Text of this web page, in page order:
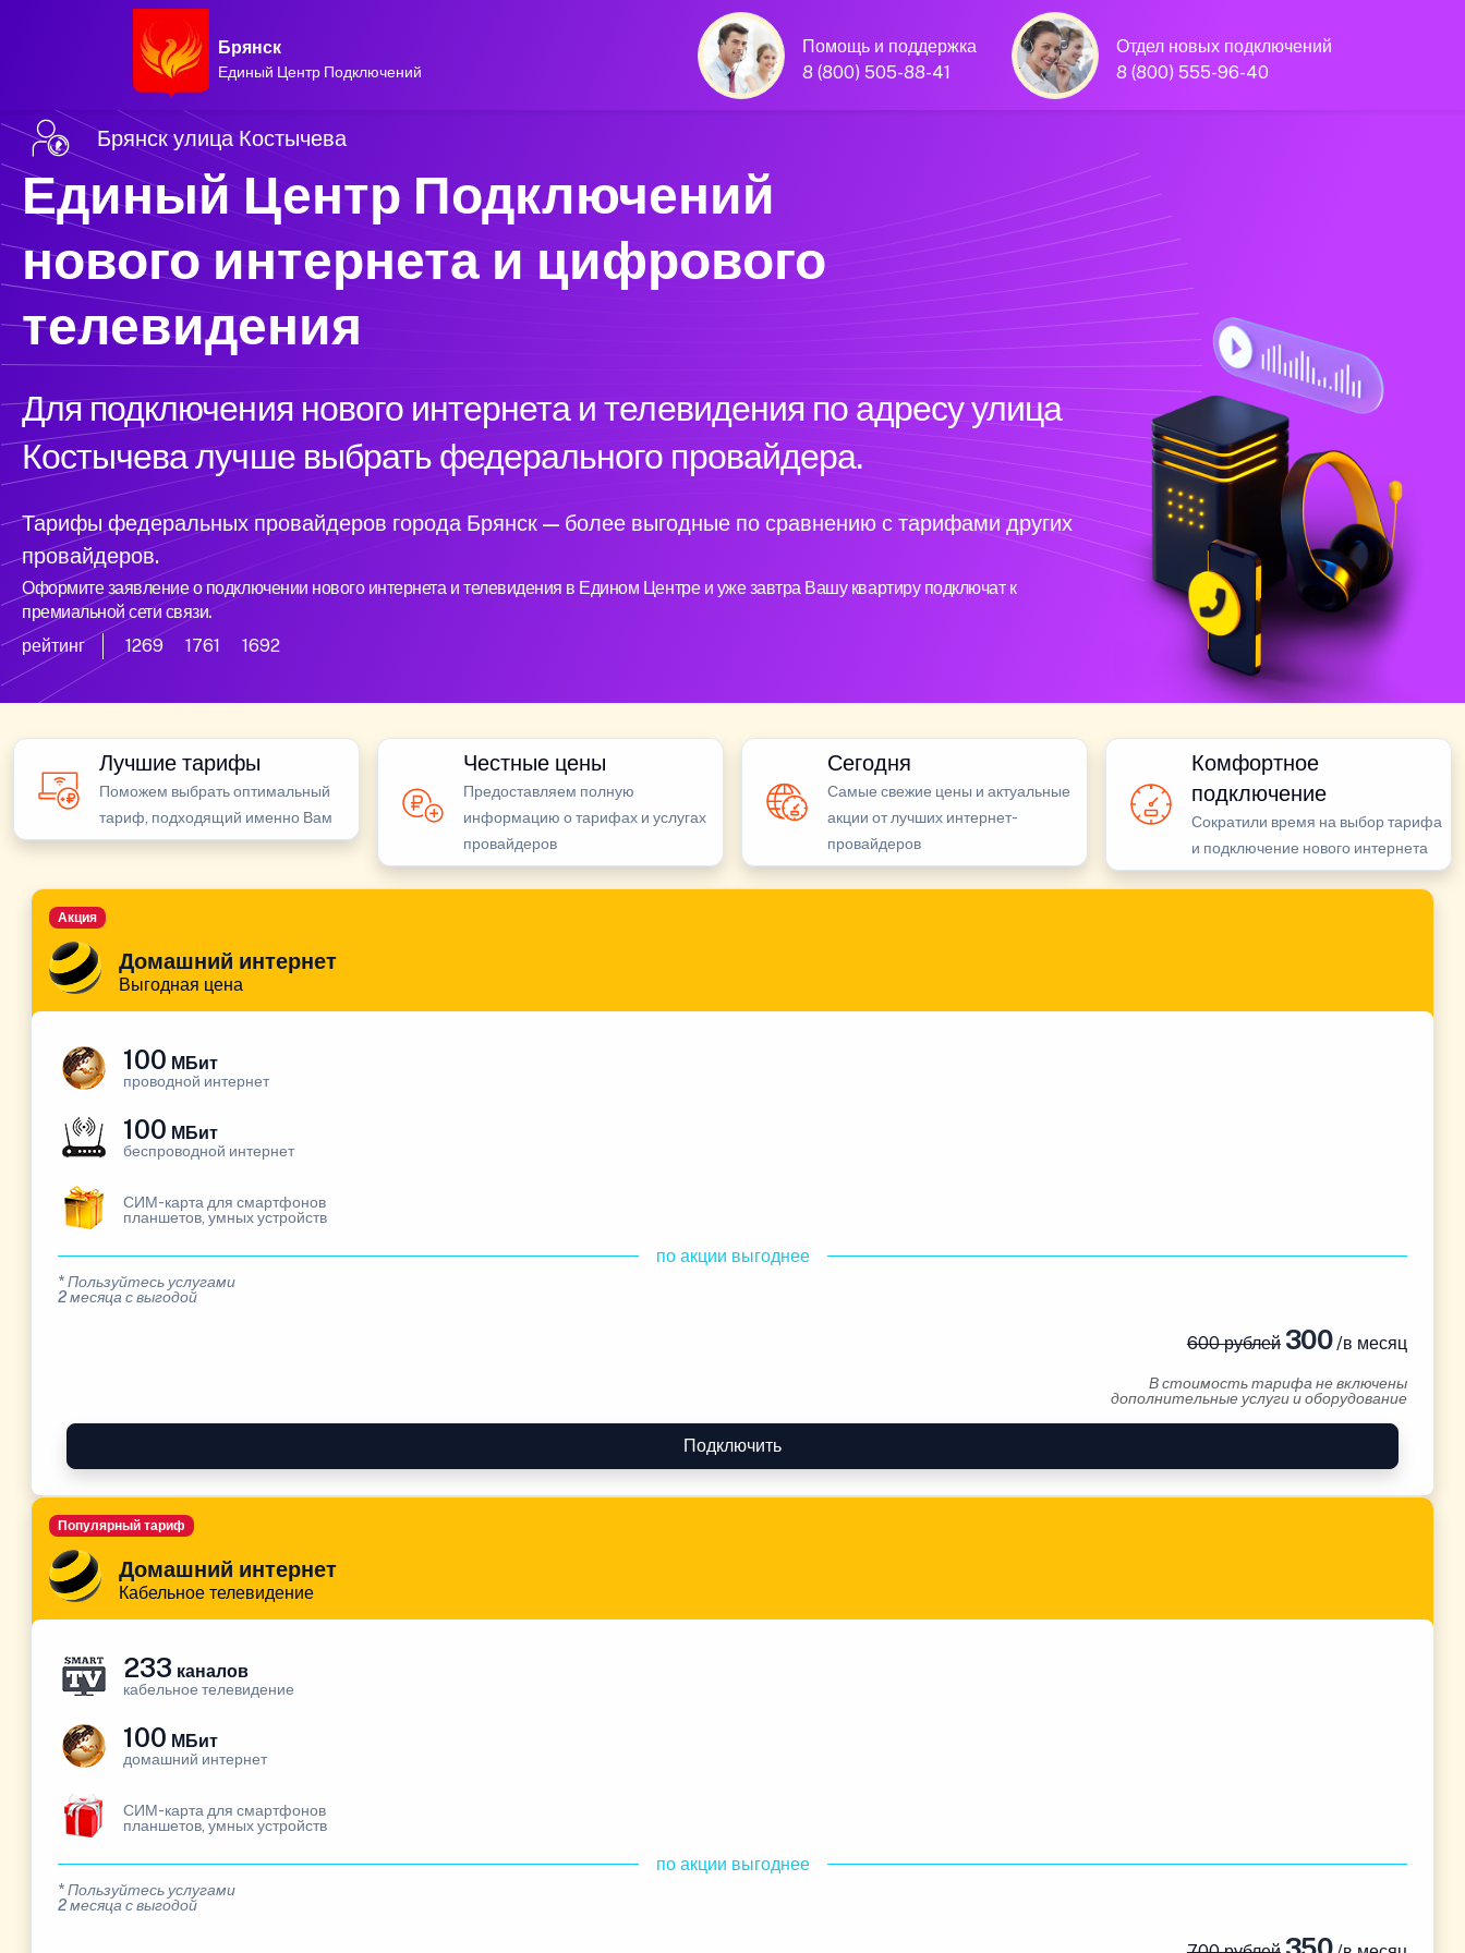
Брянск
Единый Центр Подключений
Помощь и поддержка
8 (800) 505-88-41
Отдел новых подключений
8 (800) 555-96-40
Брянск улица Костычева
Единый Центр Подключений
нового интернета и цифрового
телевидения
Для подключения нового интернета и телевидения по адресу улица
Костычева лучше выбрать федерального провайдера.
Тарифы федеральных провайдеров города Брянск — более выгодные по сравнению с тарифами других
провайдеров.
Оформите заявление о подключении нового интернета и телевидения в Едином Центре и уже завтра Вашу квартиру подключат к
премиальной сети связи.
рейтинг
1269 1761 1692
Лучшие тарифы
Поможем выбрать оптимальный
тариф, подходящий именно Вам
Честные цены
Предоставляем полную
информацию о тарифах и услугах
провайдеров
Сегодня
Самые свежие цены и актуальные
акции от лучших интернет-
провайдеров
Комфортное
подключение
Сократили время на выбор тарифа
и подключение нового интернета
Домашний интернет
Выгодная цена
Акция
100 МБит
проводной интернет
100 МБит
беспроводной интернет
СИМ-карта для смартфонов
планшетов, умных устройств
по акции выгоднее
* Пользуйтесь услугами
2 месяца с выгодой
600 рублей300/в месяц
В стоимость тарифа не включены
дополнительные услуги и оборудование
Подключить
Домашний интернет
Кабельное телевидение
Популярный тариф
233 каналов
кабельное телевидение
100 МБит
домашний интернет
СИМ-карта для смартфонов
планшетов, умных устройств
по акции выгоднее
* Пользуйтесь услугами
2 месяца с выгодой